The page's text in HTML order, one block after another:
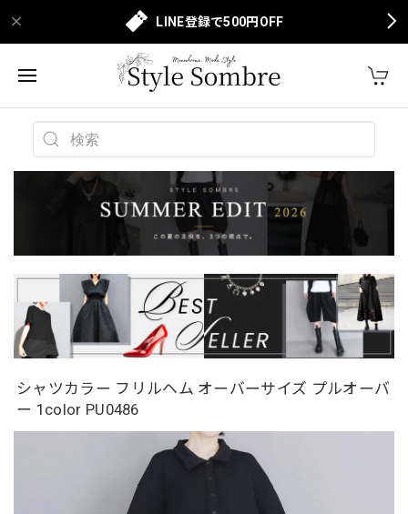
LINE登録で500円OFF
シャツカラー フリルヘム オーバーサイズ プルオーバ
ー 1color PU0486